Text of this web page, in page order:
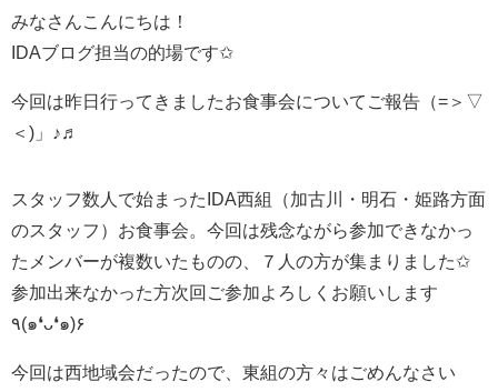
みなさんこんにちは！
IDAブログ担当の的場です✩
今回は昨日行ってきましたお食事会についてご報告（=＞▽
＜)」♪♬
スタッフ数人で始まったIDA西組（加古川・明石・姫路方面
のスタッフ）お食事会。今回は残念ながら参加できなかっ
たメンバーが複数いたものの、７人の方が集まりました✩
参加出来なかった方次回ご参加よろしくお願いします
٩(๑❛ᴗ❛๑)۶
今回は西地域会だったので、東組の方々はごめんなさい